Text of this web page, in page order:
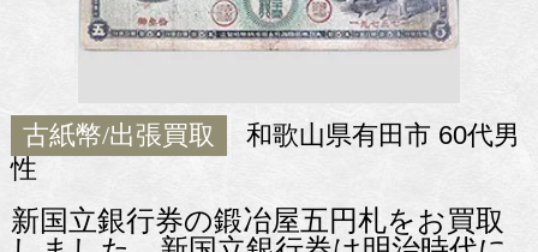
古紙幣/出張買取
和歌山県有田市 60代男
性
新国立銀行券の鍛冶屋五円札をお買取